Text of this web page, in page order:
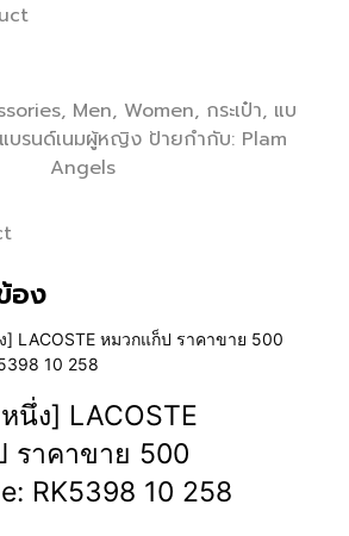
, Men, Women, กระเป๋า, แบ
แบรนด์เนมผู้หญิง ป้ายกำกับ: Plam
Angels
อง
นึ่ง] LACOSTE
ราคาขาย 500
RK5398 10 258